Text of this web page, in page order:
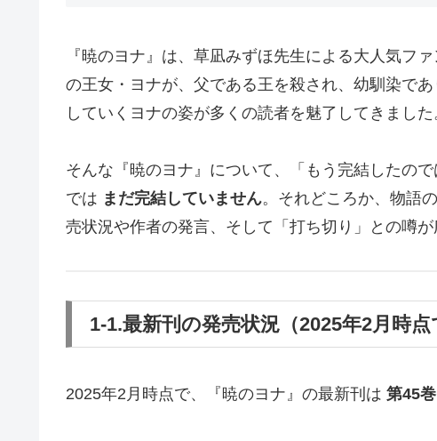
『暁のヨナ』は、草凪みずほ先生による大人気フ
の王女・ヨナが、父である王を殺され、幼馴染で
していくヨナの姿が多くの読者を魅了してきました
そんな『暁のヨナ』について、「もう完結したの
では まだ完結していません。それどころか、物語
売状況や作者の発言、そして「打ち切り」との噂
1-1.最新刊の発売状況（2025年2月時点
2025年2月時点で、『暁のヨナ』の最新刊は 第45巻